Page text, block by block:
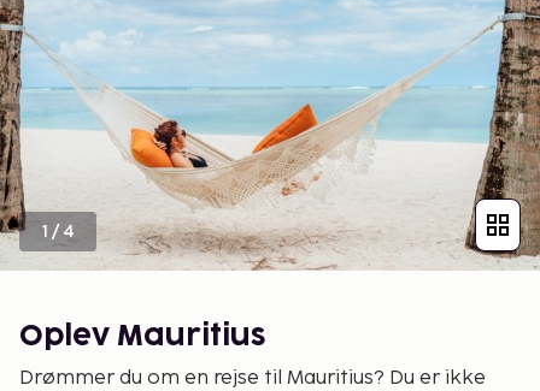
1 /4
Oplev Mauritius
Drømmer du om en rejse til Mauritius? Du er ikke